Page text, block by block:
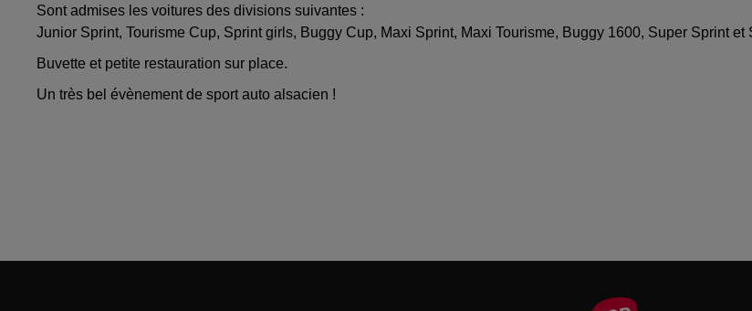
Sont admises les voitures des divisions suivantes :
Junior Sprint, Tourisme Cup, Sprint girls, Buggy Cup, Maxi Sprint, Maxi Tourisme, Buggy 1600, Super Sprint et
Buvette et petite restauration sur place.
Un très bel évènement de sport auto alsacien !